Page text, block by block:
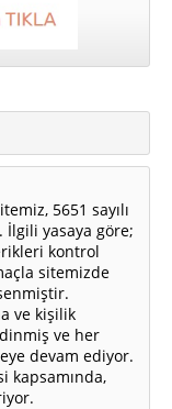
5651 sayılı
İlgili yasaya göre;
kontrol
sitemizde
ve kişilik
ve her
devam ediyor.
kapsamında,